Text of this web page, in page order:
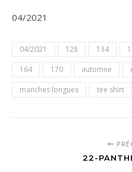
04/2021
04/2021 128 134
164
170 automne
manches longues
tee shirt
22-